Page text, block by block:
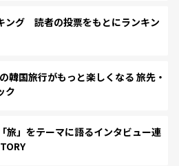
ング 読者の投票をもとにランキン
国旅行がもっと楽しくなる 旅先・
ク
旅」をテーマに語るインタビュー連